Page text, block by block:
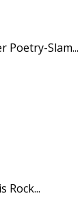
Poetry-Slam...
Rock...